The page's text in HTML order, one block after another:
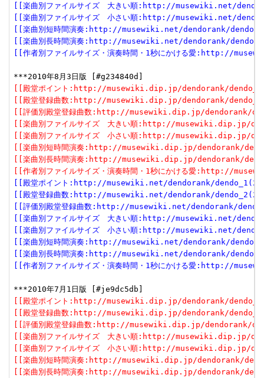
[[楽曲別ファイルサイズ　大きい順:http://musewiki.net/
[[楽曲別ファイルサイズ　小さい順:http://musewiki.net/
[[楽曲別短時間演奏:http://musewiki.net/dendorank/
[[楽曲別長時間演奏:http://musewiki.net/dendorank/
[[作者別ファイルサイズ・演奏時間・1秒にかける愛:http://
[[殿堂ポイント:http://musewiki.dip.jp/dendorank/
[[殿堂登録曲数:http://musewiki.dip.jp/dendorank/
[[評価別殿堂登録曲数:http://musewiki.dip.jp/dendorank/
[[楽曲別ファイルサイズ　大きい順:http://musewiki.dip.jp/
[[楽曲別ファイルサイズ　小さい順:http://musewiki.dip.jp/
[[楽曲別短時間演奏:http://musewiki.dip.jp/dendorank/
[[楽曲別長時間演奏:http://musewiki.dip.jp/dendorank/
[[作者別ファイルサイズ・演奏時間・1秒にかける愛:http://
[[殿堂ポイント:http://musewiki.net/dendorank/
[[殿堂登録曲数:http://musewiki.net/dendorank/
[[評価別殿堂登録曲数:http://musewiki.net/dendorank/
[[楽曲別ファイルサイズ　大きい順:http://musewiki.net/
[[楽曲別ファイルサイズ　小さい順:http://musewiki.net/
[[楽曲別短時間演奏:http://musewiki.net/dendorank/
[[楽曲別長時間演奏:http://musewiki.net/dendorank/
[[作者別ファイルサイズ・演奏時間・1秒にかける愛:http://
[[殿堂ポイント:http://musewiki.dip.jp/dendorank/
[[殿堂登録曲数:http://musewiki.dip.jp/dendorank/
[[評価別殿堂登録曲数:http://musewiki.dip.jp/dendorank/
[[楽曲別ファイルサイズ　大きい順:http://musewiki.dip.jp/
[[楽曲別ファイルサイズ　小さい順:http://musewiki.dip.jp/
[[楽曲別短時間演奏:http://musewiki.dip.jp/dendorank/
[[楽曲別長時間演奏:http://musewiki.dip.jp/dendorank/